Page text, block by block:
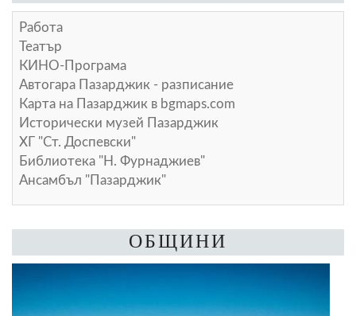
Работа
Театър
КИНО-Програма
Автогара Пазарджик - разписание
Карта на Пазарджик в bgmaps.com
Исторически музей Пазарджик
ХГ "Ст. Доспевски"
Библиотека "Н. Фурнаджиев"
Ансамбъл "Пазарджик"
ОБЩИНИ